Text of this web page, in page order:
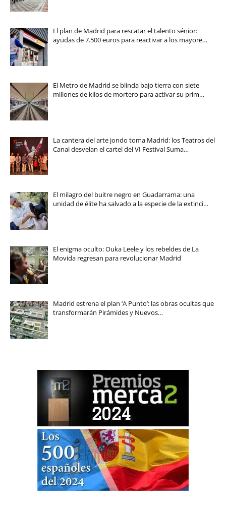
El plan de Madrid para rescatar el talento sénior:
ayudas de 7.500 euros para reactivar a los mayore…
El Metro de Madrid se blinda bajo tierra con siete
millones de kilos de mortero para activar su prim…
La cantera del arte jondo toma Madrid: los Teatros del
Canal desvelan el cartel del VI Festival Suma…
El milagro del buitre negro en Guadarrama: una
unidad de élite ha salvado a la especie de la extinci…
El enigma oculto: Ouka Leele y los rebeldes de La
Movida regresan para revolucionar Madrid
Madrid estrena el plan ‘A Punto’: las obras ocultas que
transformarán Pirámides y Nuevos…